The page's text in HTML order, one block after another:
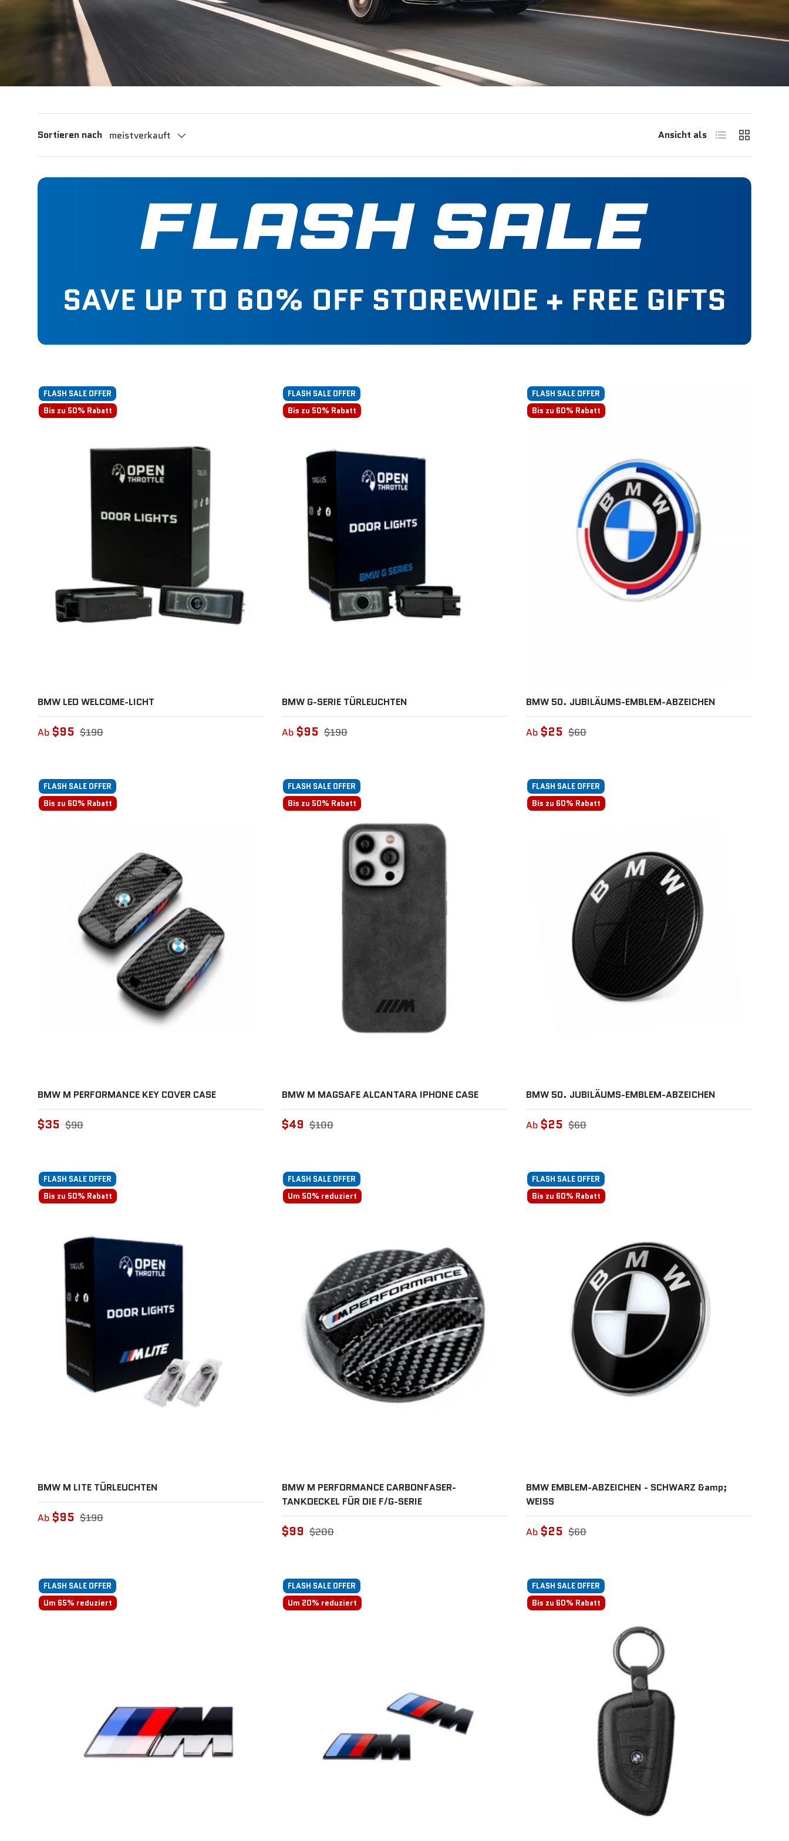
Sortieren nach meistverkauft Ansicht als Produktliste
FLASH SALE OFFER
Bis zu 50% Rabatt
BMW LED WELCOME-LICHT
Ab $95 $190
FLASH SALE OFFER
Bis zu 50% Rabatt
BMW G-SERIE TÜRLEUCHTEN
Ab $95 $190
FLASH SALE OFFER
Bis zu 60% Rabatt
BMW 50. JUBILÄUMS-EMBLEM-ABZEICHEN
Ab $25 $60
FLASH SALE OFFER
Bis zu 60% Rabatt
BMW M PERFORMANCE KEY COVER CASE
$35 $90
FLASH SALE OFFER
Bis zu 50% Rabatt
BMW M MAGSAFE ALCANTARA IPHONE CASE
$49 $100
FLASH SALE OFFER
Bis zu 60% Rabatt
BMW 50. JUBILÄUMS-EMBLEM-ABZEICHEN
Ab $25 $60
FLASH SALE OFFER
Bis zu 50% Rabatt
BMW M LITE TÜRLEUCHTEN
Ab $95 $190
FLASH SALE OFFER
Um 50% reduziert
BMW M PERFORMANCE CARBONFASER-
TANKDECKEL FÜR DIE F/G-SERIE
$99 $200
FLASH SALE OFFER
Bis zu 60% Rabatt
BMW EMBLEM-ABZEICHEN - SCHWARZ &amp;
WEISS
Ab $25 $60
FLASH SALE OFFER
Um 65% reduziert
FLASH SALE OFFER
Um 20% reduziert
FLASH SALE OFFER
Bis zu 60% Rabatt